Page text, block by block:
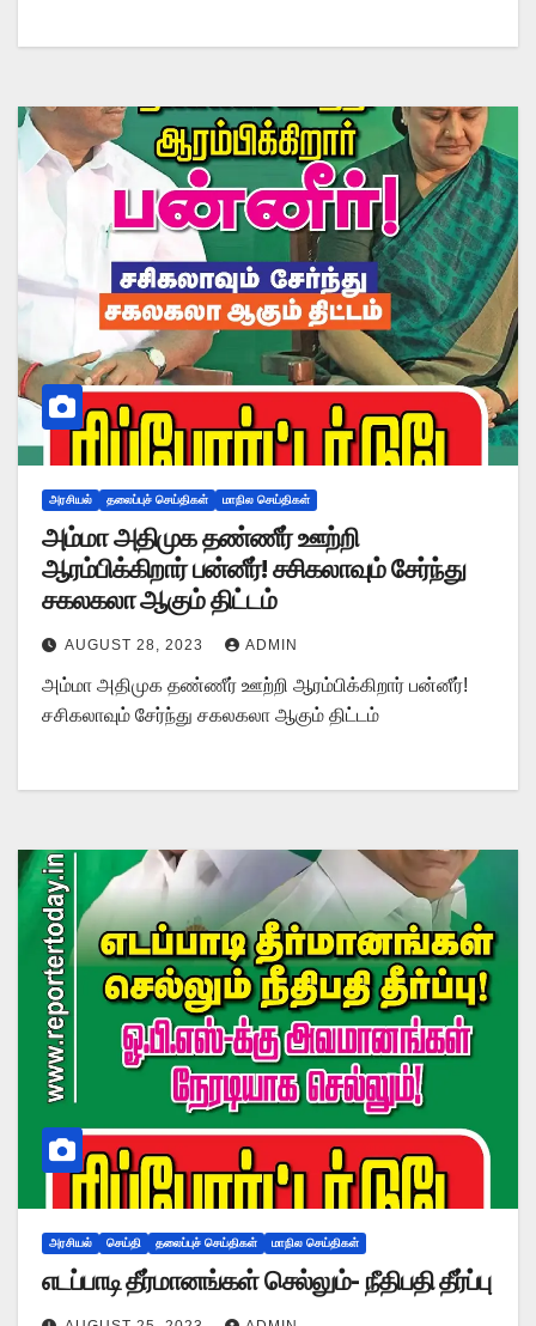
அரசியல் தலைப்புச் செய்திகள் மாநில செய்திகள்
அம்மா அதிமுக தண்ணீர் ஊற்றி
ஆரம்பிக்கிறார் பன்னீர்! சசிகலாவும் சேர்ந்து
சகலகலா ஆகும் திட்டம்
AUGUST 28, 2023 ADMIN
அம்மா அதிமுக தண்ணீர் ஊற்றி ஆரம்பிக்கிறார் பன்னீர்!
சசிகலாவும் சேர்ந்து சகலகலா ஆகும் திட்டம்
அரசியல் செய்தி தலைப்புச் செய்திகள் மாநில செய்திகள்
எடப்பாடி தீர்மானங்கள் செல்லும்- நீதிபதி தீர்ப்பு